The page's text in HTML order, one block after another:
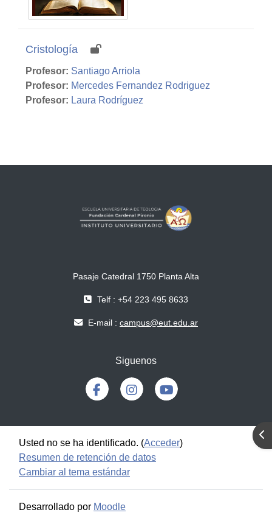
Cristología
Profesor: Santiago Arriola
Profesor: Mercedes Fernandez Rodriguez
Profesor: Laura Rodríguez
Pasaje Catedral 1750 Planta Alta
Telf : +54 223 495 8633
E-mail : campus@eut.edu.ar
Siguenos
Usted no se ha identificado. (Acceder)
Resumen de retención de datos
Cambiar al tema estándar
Desarrollado por Moodle